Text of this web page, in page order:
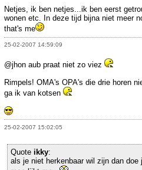
Netjes, ik ben netjes...ik ben eerst
wonen etc. In deze tijd bijna niet meer
that's me
25-02-2007 14:59:09
@jhon aub praat niet zo viez
Rimpels! OMA's OPA's die drie horen
ga ik van kotsen
25-02-2007 15:02:05
Quote ikky:
als je niet herkenbaar wil zijn dan